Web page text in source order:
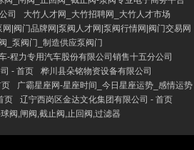
司
大竹人才网_大竹招聘网_大竹人才市场
|阀门品牌网|泵阀人才网|泵阀行情网|阀门交易网
_泵阀门_制造供应泵阀门
-程力专用汽车股份有限公司销售十五分公司
- 首页
桦川县朵铭物资设备有限公司
页
广霸星座网-星座时间_今日星座运势_感情运势
页
辽宁西岗区金达文化集团有限公司 - 首页
阀,闸阀,截止阀,止回阀,过滤器